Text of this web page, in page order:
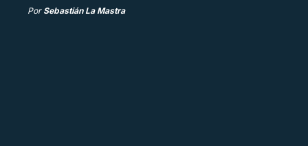
Por Sebastián La Mastra